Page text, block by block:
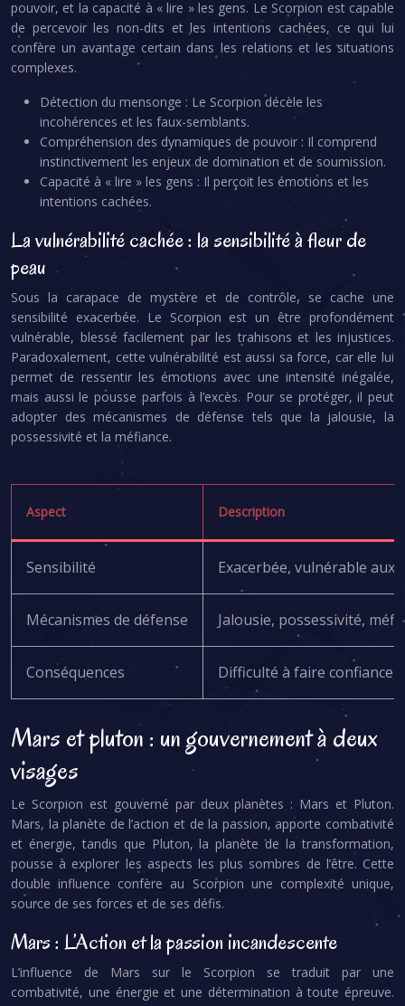
pouvoir, et la capacité à « lire » les gens. Le Scorpion est capable
de percevoir les non-dits et les intentions cachées, ce qui lui
confère un avantage certain dans les relations et les situations
complexes.
Détection du mensonge : Le Scorpion décèle les
incohérences et les faux-semblants.
Compréhension des dynamiques de pouvoir : Il comprend
instinctivement les enjeux de domination et de soumission.
Capacité à « lire » les gens : Il perçoit les émotions et les
intentions cachées.
La vulnérabilité cachée : la sensibilité à fleur de
peau
Sous la carapace de mystère et de contrôle, se cache une
sensibilité exacerbée. Le Scorpion est un être profondément
vulnérable, blessé facilement par les trahisons et les injustices.
Paradoxalement, cette vulnérabilité est aussi sa force, car elle lui
permet de ressentir les émotions avec une intensité inégalée,
mais aussi le pousse parfois à l’excès. Pour se protéger, il peut
adopter des mécanismes de défense tels que la jalousie, la
possessivité et la méfiance.
Aspect Description
Sensibilité Exacerbée, vulnérable aux
Mécanismes de défense Jalousie, possessivité,
Conséquences Difficulté à faire confiance,
Mars et pluton : un gouvernement à deux
visages
Le Scorpion est gouverné par deux planètes : Mars et Pluton.
Mars, la planète de l’action et de la passion, apporte combativité
et énergie, tandis que Pluton, la planète de la transformation,
pousse à explorer les aspects les plus sombres de l’être. Cette
double influence confère au Scorpion une complexité unique,
source de ses forces et de ses défis.
Mars : L’Action et la passion incandescente
L’influence de Mars sur le Scorpion se traduit par une
combativité, une énergie et une détermination à toute épreuve.